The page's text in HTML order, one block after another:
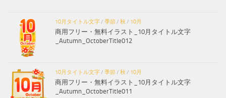
10月タイトル文字/ 季節/ 秋 / 10月
商用フリー・無料イラスト_10月タイトル文字
_Autumn_OctoberTitle012
10月タイトル文字/ 季節/ 秋 / 10月
商用フリー・無料イラスト_10月タイトル文字
_Autumn_OctoberTitle011